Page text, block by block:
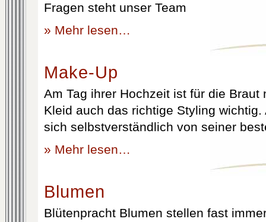
Fragen steht unser Team
» Mehr lesen…
Make-Up
Am Tag ihrer Hochzeit ist für die Braut
Kleid auch das richtige Styling
sich selbstverständlich von seiner
» Mehr lesen…
Blumen
Blütenpracht Blumen stellen fast